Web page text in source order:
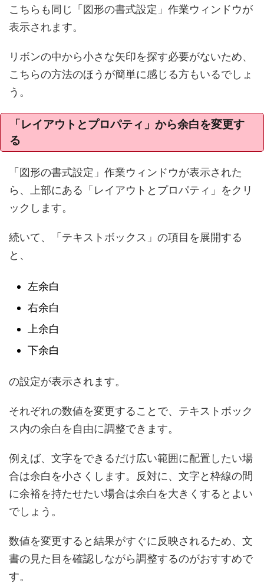
こちらも同じ「図形の書式設定」作業ウィンドウが
表示されます。
リボンの中から小さな矢印を探す必要がないため、
こちらの方法のほうが簡単に感じる方もいるでしょ
う。
「レイアウトとプロパティ」から余白を変更す
る
「図形の書式設定」作業ウィンドウが表示された
ら、上部にある「レイアウトとプロパティ」をクリ
ックします。
続いて、「テキストボックス」の項目を展開する
と、
左余白
右余白
上余白
下余白
の設定が表示されます。
それぞれの数値を変更することで、テキストボック
ス内の余白を自由に調整できます。
例えば、文字をできるだけ広い範囲に配置したい場
合は余白を小さくします。反対に、文字と枠線の間
に余裕を持たせたい場合は余白を大きくするとよい
でしょう。
数値を変更すると結果がすぐに反映されるため、文
書の見た目を確認しながら調整するのがおすすめで
す。